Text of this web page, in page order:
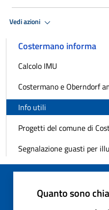
Vedi azioni
Costermano informa
Calcolo IMU
Costermano e Oberndorf
Info utili
Progetti del comune di
Segnalazione guasti per
Quanto sono